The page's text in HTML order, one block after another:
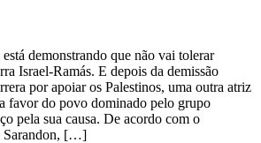
demonstrando que não vai tolerar
Israel-Ramás. E depois da demissão
por apoiar os Palestinos, uma outra atriz
favor do povo dominado pelo grupo
pela sua causa. De acordo com o
Sarandon, […]